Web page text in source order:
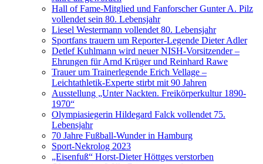
Hall of Fame-Mitglied und Fanforscher Gunter A. Pilz
vollendet sein 80. Lebensjahr
Liesel Westermann vollendet 80. Lebensjahr
Sportfans trauern um Reporter-Legende Dieter Adler
Detlef Kuhlmann wird neuer NISH-Vorsitzender –
Ehrungen für Arnd Krüger und Reinhard Rawe
Trauer um Trainerlegende Erich Vellage –
Leichtathletik-Experte stirbt mit 90 Jahren
Ausstellung „Unter Nackten. Freikörperkultur 1890-
1970“
Olympiasiegerin Hildegard Falck vollendet 75.
Lebensjahr
70 Jahre Fußball-Wunder in Hamburg
Sport-Nekrolog 2023
„Eisenfuß“ Horst-Dieter Höttges verstorben